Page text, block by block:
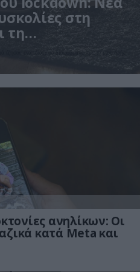
στη
τη
έζησαν ένα ιδιαίτερα διαφορετικό πρώτο έτος ζωής
ανηλίκων: Οι
κατά Meta και